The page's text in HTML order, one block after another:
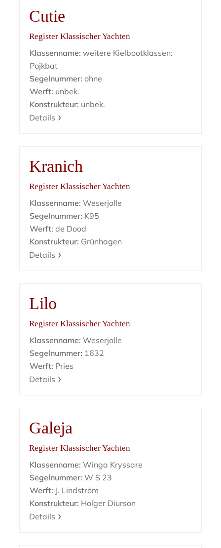
Cutie
Register Klassischer Yachten
Klassenname: weitere Kielbootklassen:
Pojkbat
Segelnummer: ohne
Werft: unbek.
Konstrukteur: unbek.
Details
Kranich
Register Klassischer Yachten
Klassenname: Weserjolle
Segelnummer: K95
Werft: de Dood
Konstrukteur: Grünhagen
Details
Lilo
Register Klassischer Yachten
Klassenname: Weserjolle
Segelnummer: 1632
Werft: Pries
Details
Galeja
Register Klassischer Yachten
Klassenname: Winga Kryssare
Segelnummer: W S 23
Werft: J. Lindström
Konstrukteur: Holger Diurson
Details